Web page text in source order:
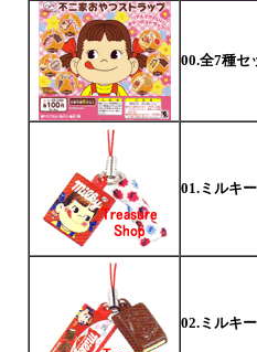
00.全7種セ
01.ミルキー
02.ミルキ